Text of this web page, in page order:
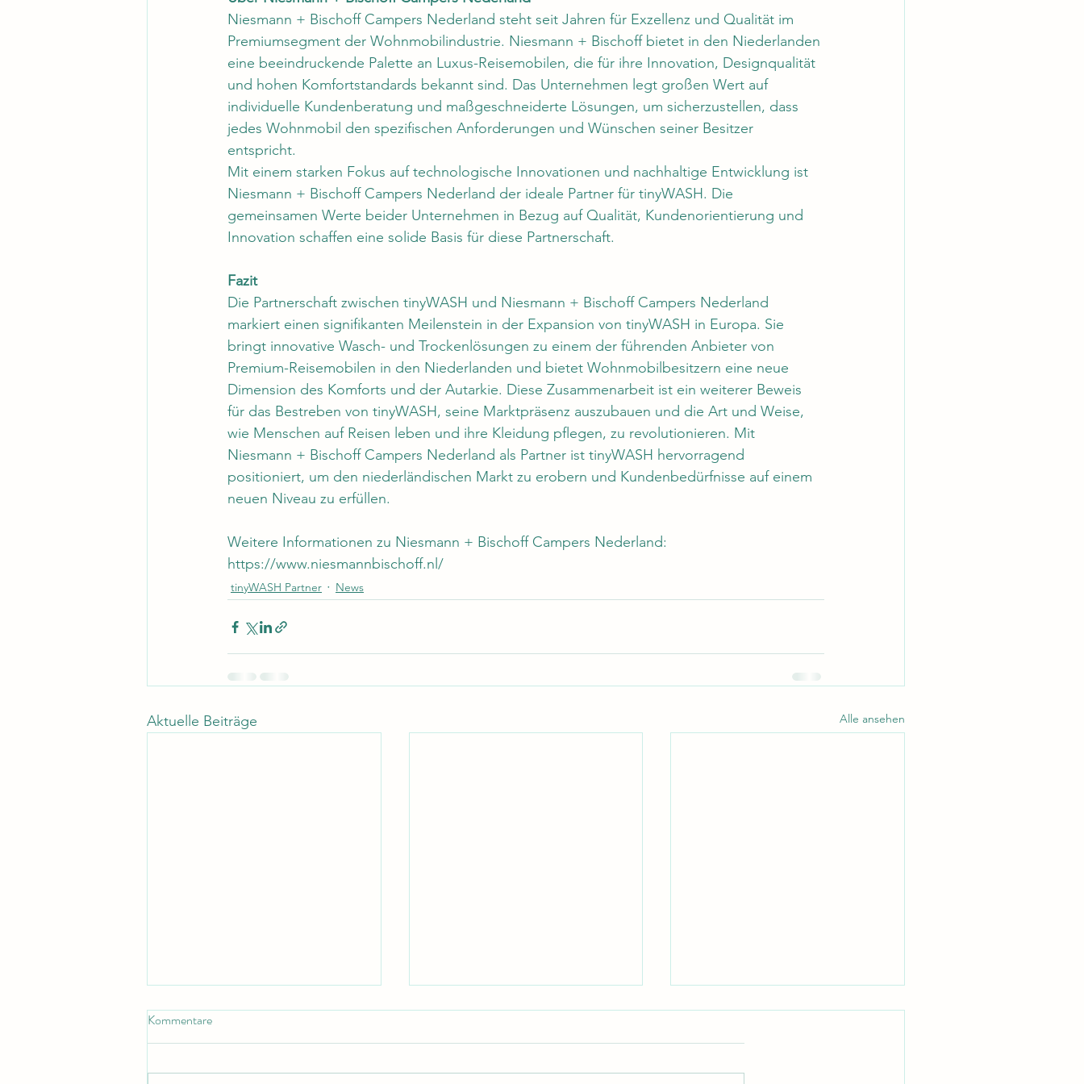
Niesmann + Bischoff Campers Nederland steht seit Jahren für Exzellenz und Qualität im
Premiumsegment der Wohnmobilindustrie. Niesmann + Bischoff bietet in den Niederlanden
eine beeindruckende Palette an Luxus-Reisemobilen, die für ihre Innovation, Designqualität
und hohen Komfortstandards bekannt sind. Das Unternehmen legt großen Wert auf
individuelle Kundenberatung und maßgeschneiderte Lösungen, um sicherzustellen, dass
jedes Wohnmobil den spezifischen Anforderungen und Wünschen seiner Besitzer
entspricht.
Mit einem starken Fokus auf technologische Innovationen und nachhaltige Entwicklung ist
Niesmann + Bischoff Campers Nederland der ideale Partner für tinyWASH. Die
gemeinsamen Werte beider Unternehmen in Bezug auf Qualität, Kundenorientierung und
Innovation schaffen eine solide Basis für diese Partnerschaft.
Fazit
Die Partnerschaft zwischen tinyWASH und Niesmann + Bischoff Campers Nederland
markiert einen signifikanten Meilenstein in der Expansion von tinyWASH in Europa. Sie
bringt innovative Wasch- und Trockenlösungen zu einem der führenden Anbieter von
Premium-Reisemobilen in den Niederlanden und bietet Wohnmobilbesitzern eine neue
Dimension des Komforts und der Autarkie. Diese Zusammenarbeit ist ein weiterer Beweis
für das Bestreben von tinyWASH, seine Marktpräsenz auszubauen und die Art und Weise,
wie Menschen auf Reisen leben und ihre Kleidung pflegen, zu revolutionieren. Mit
Niesmann + Bischoff Campers Nederland als Partner ist tinyWASH hervorragend
positioniert, um den niederländischen Markt zu erobern und Kundenbedürfnisse auf einem
neuen Niveau zu erfüllen.
Weitere Informationen zu Niesmann + Bischoff Campers Nederland:
https://www.niesmannbischoff.nl/
tinyWASH Partner News
Aktuelle Beiträge Alle ansehen
Kommentare